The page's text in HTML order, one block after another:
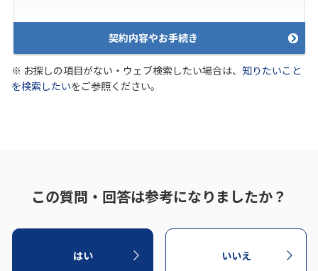
契約内容やお手続き
※ お探しの項目がない・ウェブ検索したい場合は、 知りたいこと
を検索したいをご参照ください。
この質問・回答は参考になりましたか？
はい いいえ